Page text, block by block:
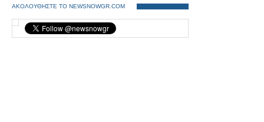
ΑΚΟΛΟΥΘΗΣΤΕ ΤΟ NEWSNOWGR.COM